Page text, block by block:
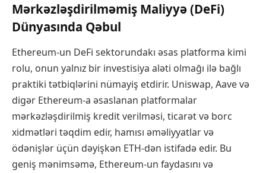
Mərkəzləşdirilməmiş Maliyyə (DeFi)
Dünyasında Qəbul
Ethereum-un DeFi sektorundakı əsas platforma kimi
rolu, onun yalnız bir investisiya aləti olmağı ilə bağlı
praktiki tətbiqlərini nümayiş etdirir. Uniswap, Aave və
digər Ethereum-a əsaslanan platformalar
mərkəzləşdirilmiş kredit verilməsi, ticarət və borc
xidmətləri təqdim edir, hamısı əməliyyatlar və
ödənişlər üçün dəyişkən ETH-dən istifadə edir. Bu
geniş mənimsəmə, Ethereum-un faydasını və